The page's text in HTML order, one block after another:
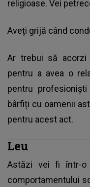
religioase. Vei
Aveți grijă când
Ar trebui să
pentru a avea o
pentru
bârfiți cu oamenii
pentru acest act.
Leu
Astăzi vei fi într-o
comportamentului